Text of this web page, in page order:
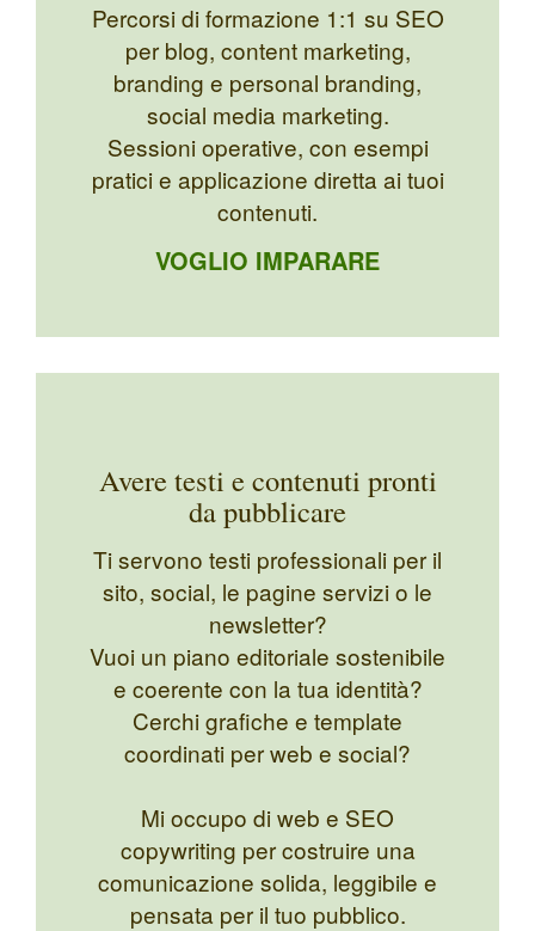
Percorsi di formazione 1:1 su SEO
per blog, content marketing,
branding e personal branding,
social media marketing.
Sessioni operative, con esempi
pratici e applicazione diretta ai tuoi
contenuti.
VOGLIO IMPARARE
Avere testi e contenuti pronti
da pubblicare
Ti servono testi professionali per il
sito, social, le pagine servizi o le
newsletter?
Vuoi un piano editoriale sostenibile
e coerente con la tua identità?
Cerchi grafiche e template
coordinati per web e social?
Mi occupo di web e SEO
copywriting per costruire una
comunicazione solida, leggibile e
pensata per il tuo pubblico.